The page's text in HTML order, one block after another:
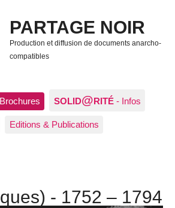
PARTAGE NOIR
Production et diffusion de documents anarcho-
compatibles
SOLID@RITÉ - Infos
Editions & Publications
- 1752 – 1794